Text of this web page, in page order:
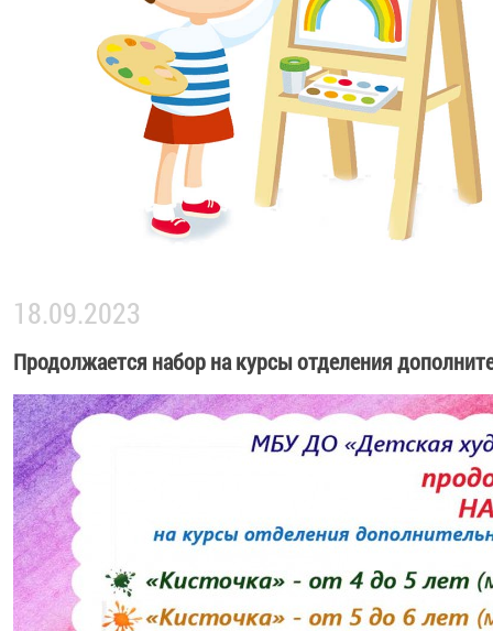
18.09.2023
Продолжается набор на курсы отделения